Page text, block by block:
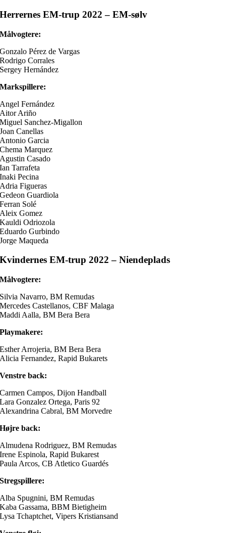
Herrernes EM-trup 2022 – EM-sølv
Målvogtere:
Gonzalo Pérez de Vargas
Rodrigo Corrales
Sergey Hernández
Markspillere:
Angel Fernández
Aitor Ariño
Miguel Sanchez-Migallon
Joan Canellas
Antonio Garcia
Chema Marquez
Agustin Casado
Ian Tarrafeta
Inaki Pecina
Adria Figueras
Gedeon Guardiola
Ferran Solé
Aleix Gomez
Kauldi Odriozola
Eduardo Gurbindo
Jorge Maqueda
Kvindernes EM-trup 2022 – Niendeplads
Målvogtere:
Silvia Navarro, BM Remudas
Mercedes Castellanos, CBF Malaga
Maddi Aalla, BM Bera Bera
Playmakere:
Esther Arrojeria, BM Bera Bera
Alicia Fernandez, Rapid Bukarets
Venstre back:
Carmen Campos, Dijon Handball
Lara Gonzalez Ortega, Paris 92
Alexandrina Cabral, BM Morvedre
Højre back:
Almudena Rodriguez, BM Remudas
Irene Espinola, Rapid Bukarest
Paula Arcos, CB Atletico Guardés
Stregspillere:
Alba Spugnini, BM Remudas
Kaba Gassama, BBM Bietigheim
Lysa Tchaptchet, Vipers Kristiansand